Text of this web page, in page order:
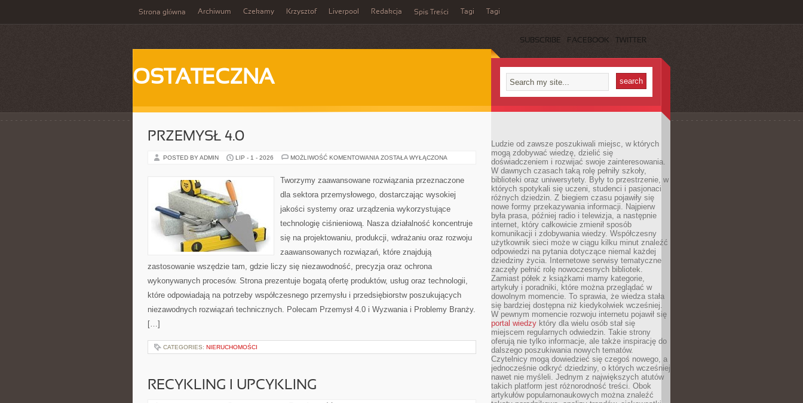
Strona główna Archiwum Czekamy Krzysztof Liverpool Redakcja Spis Treści Tagi Tagi
SUBSCRIBE FACEBOOK TWITTER
OSTATECZNA
PRZEMYSŁ 4.0
POSTED BY ADMIN LIP - 1 - 2026 MOŻLIWOŚĆ KOMENTOWANIA PRZEMYSŁ
ZOSTAŁA WYŁĄCZONA
Tworzymy zaawansowane rozwiązania przeznaczone
dla sektora przemysłowego, dostarczając wysokiej
jakości systemy oraz urządzenia wykorzystujące
technologię ciśnieniową. Nasza działalność koncentruje
się na projektowaniu, produkcji, wdrażaniu oraz rozwoju
zaawansowanych rozwiązań, które znajdują
zastosowanie wszędzie tam, gdzie liczy się niezawodność, precyzja oraz ochrona
wykonywanych procesów. Strona prezentuje bogatą ofertę produktów, usług oraz technologii,
które odpowiadają na potrzeby współczesnego przemysłu i przedsiębiorstw poszukujących
niezawodnych rozwiązań technicznych. Polecam Przemysł 4.0 i Wyzwania i Problemy Branży.
[…]
CATEGORIES: NIERUCHOMOŚCI
RECYKLING I UPCYKLING
Ludzie od zawsze poszukiwali miejsc, w których
mogą zdobywać wiedzę, dzielić się
doświadczeniem i rozwijać swoje zainteresowania.
W dawnych czasach taką rolę pełniły szkoły,
biblioteki oraz uniwersytety. Były to przestrzenie, w
których spotykali się uczeni, studenci i pasjonaci
różnych dziedzin. Z biegiem czasu pojawiły się
nowe formy przekazywania informacji. Najpierw
była prasa, później radio i telewizja, a następnie
internet, który całkowicie zmienił sposób
komunikacji i zdobywania wiedzy. Współczesny
użytkownik sieci może w ciągu kilku minut znaleźć
odpowiedzi na pytania dotyczące niemal każdej
dziedziny życia. Internetowe serwisy tematyczne
zaczęły pełnić rolę nowoczesnych bibliotek.
Zamiast półek z książkami mamy kategorie,
artykuły i poradniki, które można przeglądać w
dowolnym momencie. To sprawia, że wiedza stała
się bardziej dostępna niż kiedykolwiek wcześniej.
W pewnym momencie rozwoju internetu pojawił się
portal wiedzy który dla wielu osób stał się
miejscem regularnych odwiedzin. Takie strony
oferują nie tylko informacje, ale także inspirację do
dalszego poszukiwania nowych tematów.
Czytelnicy mogą dowiedzieć się czegoś nowego, a
jednocześnie odkryć dziedziny, o których wcześniej
nawet nie myśleli. Jednym z największych atutów
takich platform jest różnorodność treści. Obok
artykułów popularnonaukowych można znaleźć